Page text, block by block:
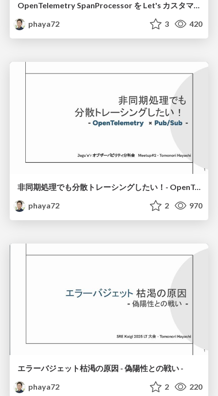
OpenTelemetry SpanProcessor を Let's カスタマイズ！
phaya72
3 420
非同期処理でも分散トレーシングしたい！- OpenTelemetry × Pub/Sub -
phaya72
2 970
エラーバジェット枯渇の原因 - 偽陽性との戦い -
phaya72
2 220